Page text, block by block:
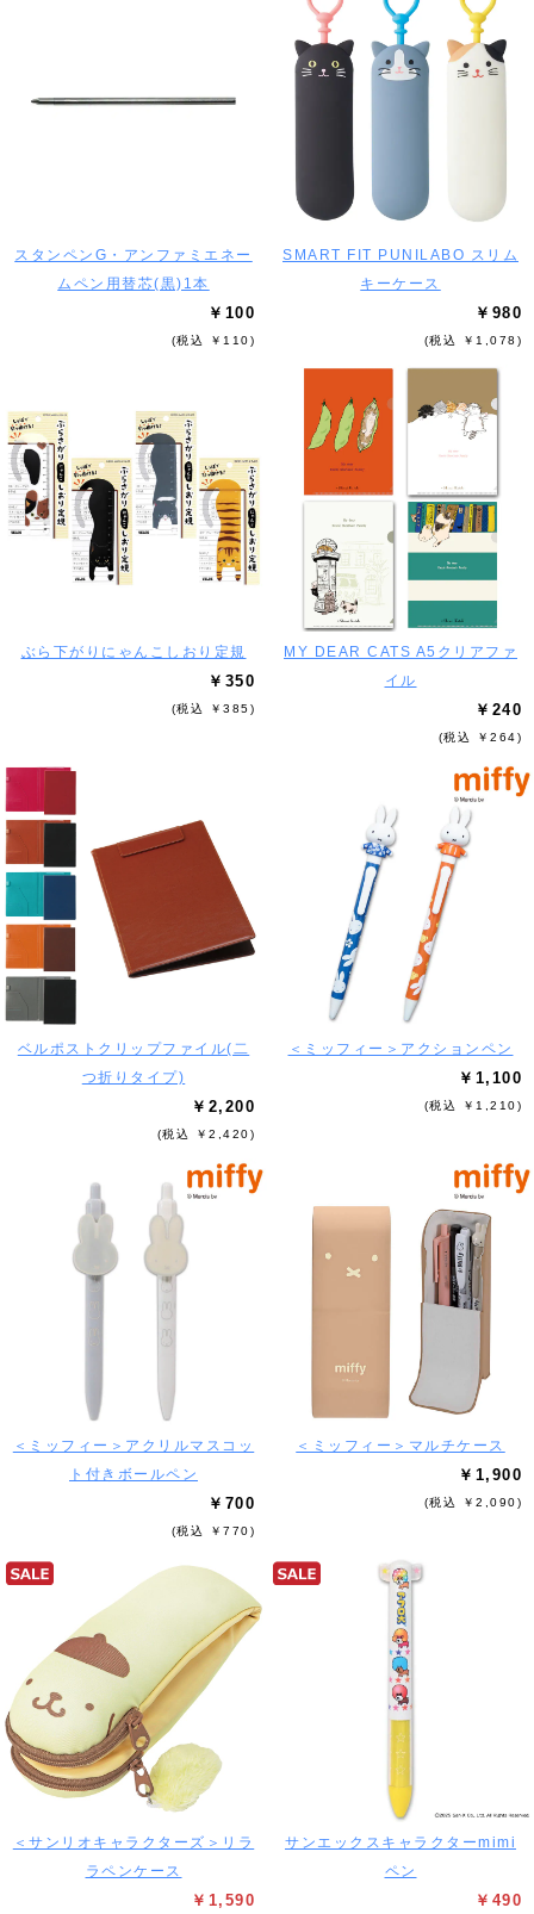
スタンペンG・アンファミエネー
ムペン用替芯(黒)1本
￥100
(税込 ￥110)
SMART FIT PUNILABO スリム
キーケース
￥980
(税込 ￥1,078)
ぶら下がりにゃんこしおり定規
￥350
(税込 ￥385)
MY DEAR CATS A5クリアファ
イル
￥240
(税込 ￥264)
ベルポストクリップファイル(二
つ折りタイプ)
￥2,200
(税込 ￥2,420)
＜ミッフィー＞アクションペン
￥1,100
(税込 ￥1,210)
＜ミッフィー＞アクリルマスコッ
ト付きボールペン
￥700
(税込 ￥770)
＜ミッフィー＞マルチケース
￥1,900
(税込 ￥2,090)
＜サンリオキャラクターズ＞リラ
ラペンケース
￥1,590
サンエックスキャラクターmimi
ペン
￥490